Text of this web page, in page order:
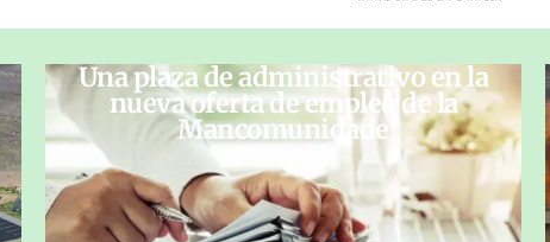
Una plaza de administrativo en la
nueva oferta de empleo de la
Mancomunidade